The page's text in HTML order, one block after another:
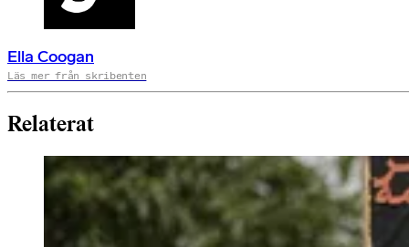
Ella Coogan
Läs mer från skribenten
Relaterat